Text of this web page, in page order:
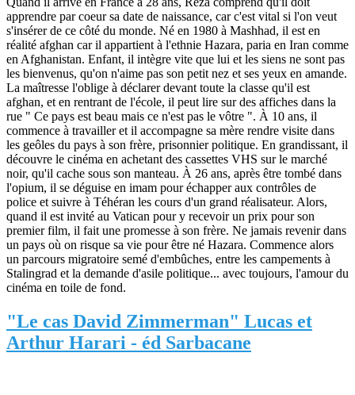
apprendre par coeur sa date de naissance, car c'est vital si l'on veut
s'insérer de ce côté du monde. Né en 1980 à Mashhad, il est en
réalité afghan car il appartient à l'ethnie Hazara, paria en Iran comme
en Afghanistan. Enfant, il intègre vite que lui et les siens ne sont pas
les bienvenus, qu'on n'aime pas son petit nez et ses yeux en amande.
La maîtresse l'oblige à déclarer devant toute la classe qu'il est
afghan, et en rentrant de l'école, il peut lire sur des affiches dans la
rue " Ce pays est beau mais ce n'est pas le vôtre ". À 10 ans, il
commence à travailler et il accompagne sa mère rendre visite dans
les geôles du pays à son frère, prisonnier politique. En grandissant, il
découvre le cinéma en achetant des cassettes VHS sur le marché
noir, qu'il cache sous son manteau. À 26 ans, après être tombé dans
l'opium, il se déguise en imam pour échapper aux contrôles de
police et suivre à Téhéran les cours d'un grand réalisateur. Alors,
quand il est invité au Vatican pour y recevoir un prix pour son
premier film, il fait une promesse à son frère. Ne jamais revenir dans
un pays où on risque sa vie pour être né Hazara. Commence alors
un parcours migratoire semé d'embûches, entre les campements à
Stalingrad et la demande d'asile politique... avec toujours, l'amour du
cinéma en toile de fond.
"Le cas David Zimmerman" Lucas et
Arthur Harari - éd Sarbacane